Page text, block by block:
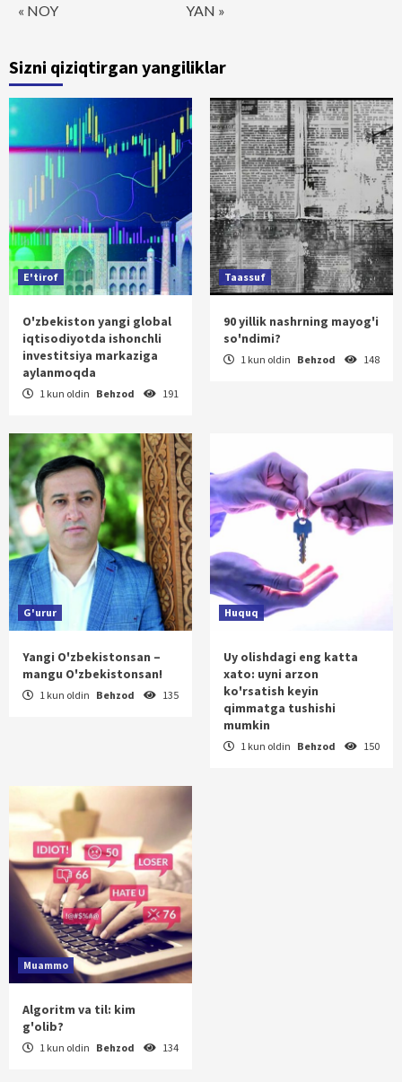
« NOY YAN »
Sizni qiziqtirgan yangiliklar
E'tirof
O'zbekiston yangi global
iqtisodiyotda ishonchli
investitsiya markaziga
aylanmoqda
1 kun oldin Behzod 191
Taassuf
90 yillik nashrning mayog'i
so'ndimi?
1 kun oldin Behzod 148
G'urur
Yangi O'zbekistonsan –
mangu O'zbekistonsan!
1 kun oldin Behzod 135
Huquq
Uy olishdagi eng katta
xato: uyni arzon
ko'rsatish keyin
qimmatga tushishi
mumkin
1 kun oldin Behzod 150
Muammo
Algoritm va til: kim
g'olib?
1 kun oldin Behzod 134